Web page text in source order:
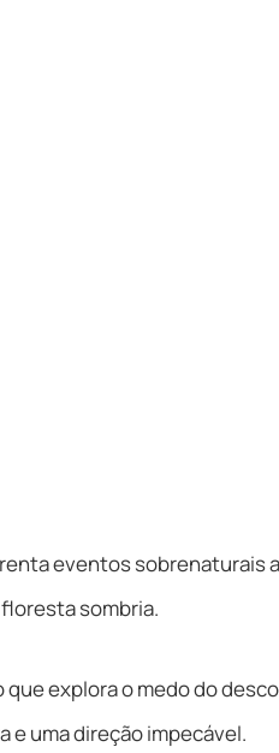
eventos sobrenaturais
sombria.
explora o medo do
e uma direção impecável.